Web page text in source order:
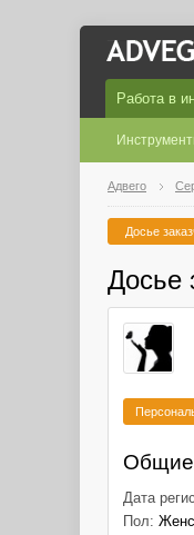
Работа в
Адвего
Досье
Досье
Дата
Пол: